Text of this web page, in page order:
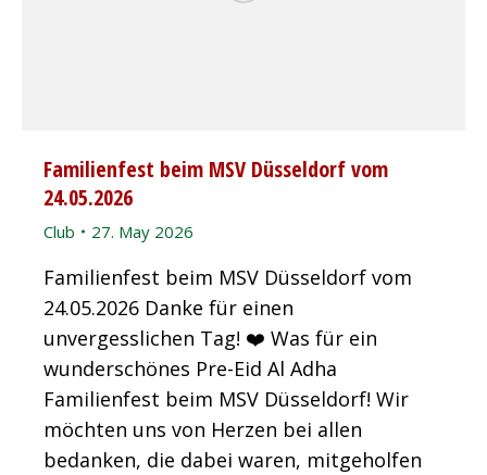
Familienfest beim MSV Düsseldorf vom
24.05.2026
Club 27. May 2026
Familienfest beim MSV Düsseldorf vom
24.05.2026 Danke für einen
unvergesslichen Tag! ❤️ Was für ein
wunderschönes Pre-Eid Al Adha
Familienfest beim MSV Düsseldorf! Wir
möchten uns von Herzen bei allen
bedanken, die dabei waren, mitgeholfen